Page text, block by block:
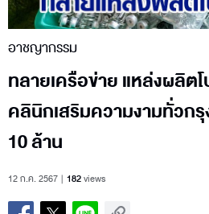
อาชญากรรม
ทลายเครือข่าย แหล่งผลิต
คลินิกเสริมความงามทั่วก
10 ล้าน
12 ก.ค. 2567 182views